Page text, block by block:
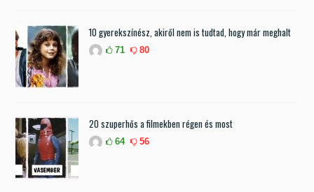
10 gyerekszínész, akiről nem is tudtad, hogy már meghalt
71 80
20 szuperhős a filmekben régen és most
64 56